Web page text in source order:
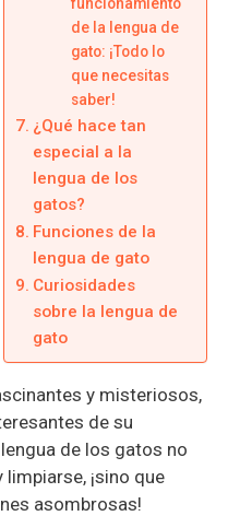
de la lengua de
gato: ¡Todo lo
que necesitas
saber!
¿Qué hace tan
especial a la
lengua de los
gatos?
Funciones de la
lengua de gato
Curiosidades
sobre la lengua de
gato
y misteriosos,
de su
de los gatos no
¡sino que
asombrosas!